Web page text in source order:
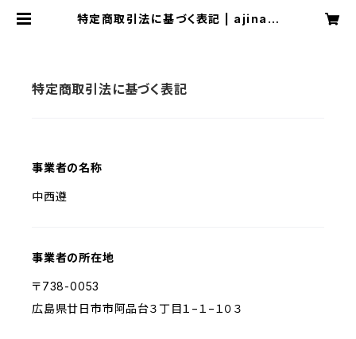
特定商取引法に基づく表記 | ajinaV.
特定商取引法に基づく表記
事業者の名称
中西遵
事業者の所在地
〒738-0053
広島県廿日市市阿品台３丁目１−１−１０３